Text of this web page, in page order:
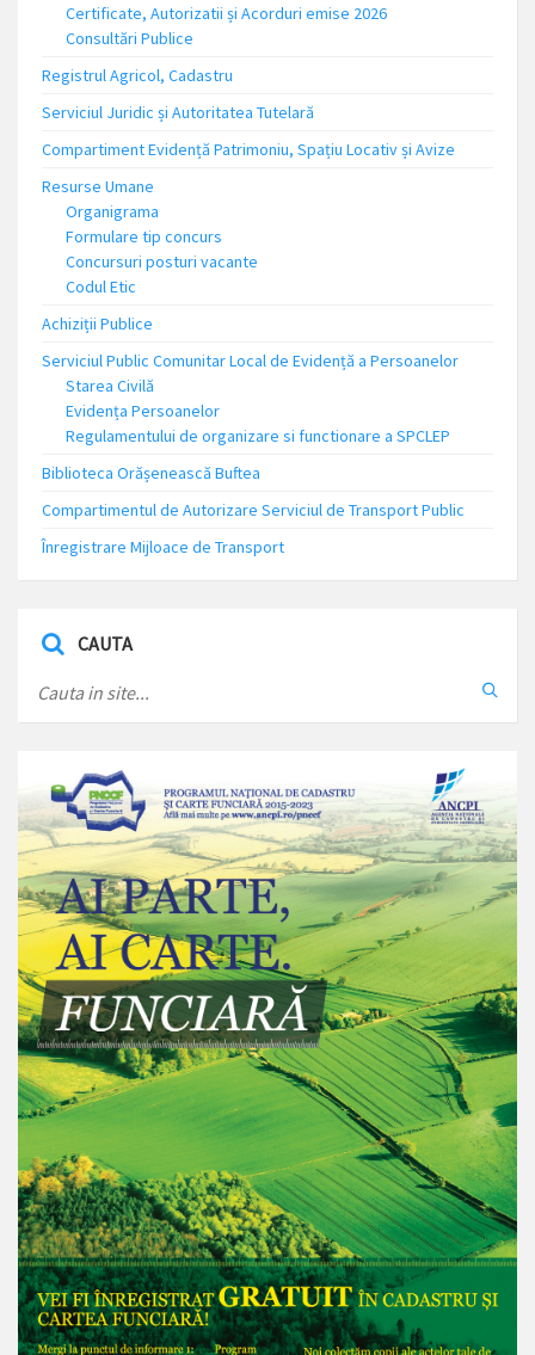
Certificate, Autorizatii și Acorduri emise 2026
Consultări Publice
Registrul Agricol, Cadastru
Serviciul Juridic și Autoritatea Tutelară
Compartiment Evidență Patrimoniu, Spațiu Locativ și Avize
Resurse Umane
Organigrama
Formulare tip concurs
Concursuri posturi vacante
Codul Etic
Achiziții Publice
Serviciul Public Comunitar Local de Evidență a Persoanelor
Starea Civilă
Evidența Persoanelor
Regulamentului de organizare si functionare a SPCLEP
Biblioteca Orășenească Buftea
Compartimentul de Autorizare Serviciul de Transport Public
Înregistrare Mijloace de Transport
CAUTA